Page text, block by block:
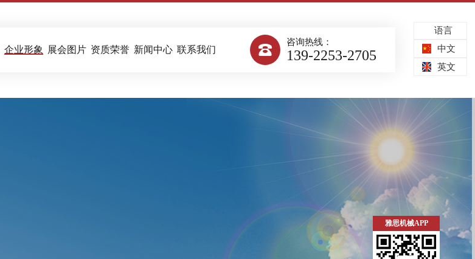
企业形象 展会图片 资质荣誉 新闻中心 联系我们 
咨询热线：
139-2253-2705
语言
中文
英文
雅思机械APP